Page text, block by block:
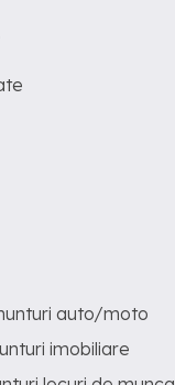
auto/moto
imobiliare